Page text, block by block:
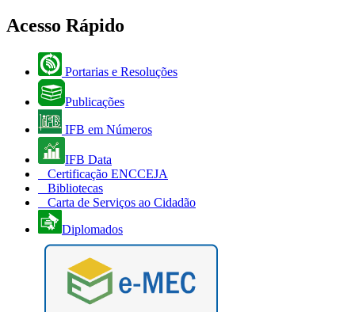
Acesso Rápido
Portarias e Resoluções
Publicações
IFB em Números
IFB Data
Certificação ENCCEJA
Bibliotecas
Carta de Serviços ao Cidadão
Diplomados